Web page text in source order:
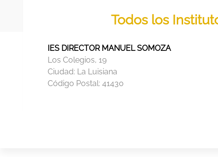
Todos los
IES DIRECTOR MANUEL SOMOZA
Los Colegios, 19
Ciudad: La Luisiana
Código Postal: 41430